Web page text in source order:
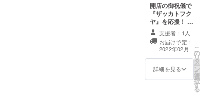
開店の御祝儀で
『ザッカトフク
ヤ』を応援！ ◆
御礼のメール
支援者：1人
お届け予定：
2022年02月
詳細を見る
こ
の
リ
タ
ー
ン
を
選
択
す
る